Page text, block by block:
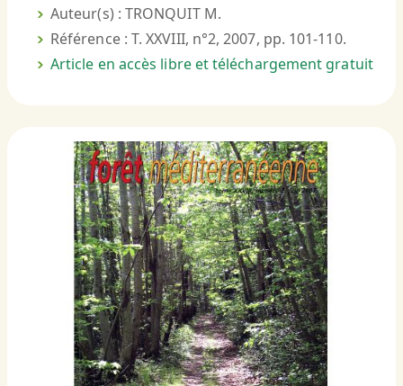
Auteur(s) : TRONQUIT M.
Référence : T. XXVIII, n°2, 2007, pp. 101-110.
Article en accès libre et téléchargement gratuit